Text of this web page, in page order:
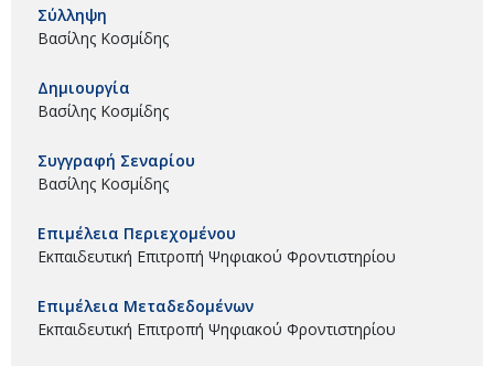
Σύλληψη
Βασίλης Κοσμίδης
Δημιουργία
Βασίλης Κοσμίδης
Συγγραφή Σεναρίου
Βασίλης Κοσμίδης
Επιμέλεια Περιεχομένου
Εκπαιδευτική Επιτροπή Ψηφιακού Φροντιστηρίου
Επιμέλεια Μεταδεδομένων
Εκπαιδευτική Επιτροπή Ψηφιακού Φροντιστηρίου